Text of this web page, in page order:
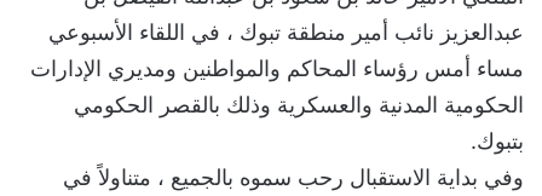
عبدالعزيز نائب أمير منطقة تبوك ، في اللقاء الأسبوعي
مساء أمس رؤساء المحاكم والمواطنين ومديري الإدارات
الحكومية المدنية والعسكرية وذلك بالقصر الحكومي
بتبوك.
وفي بداية الاستقبال رحب سموه بالجميع ، متناولاً في